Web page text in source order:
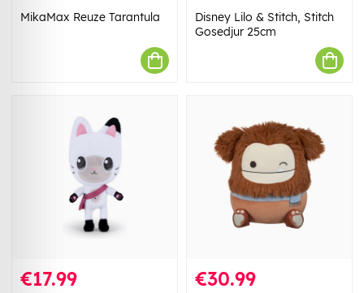
MikaMax Reuze Tarantula
Disney Lilo & Stitch, Stitch
Gosedjur 25cm
€17.99 €30.99